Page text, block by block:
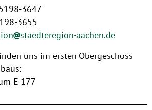
3647
3655
staedteregion-aachen.de
uns im ersten Obergeschoss
E 177